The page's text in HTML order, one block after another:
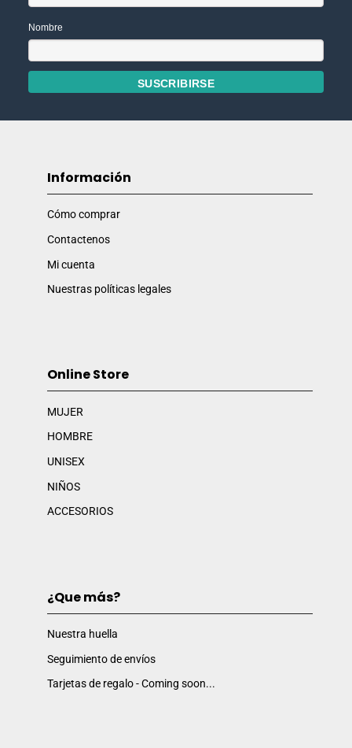
Nombre
Información
Cómo comprar
Contactenos
Mi cuenta
Nuestras políticas legales
Online Store
MUJER
HOMBRE
UNISEX
NIÑOS
ACCESORIOS
¿Que más?
Nuestra huella
Seguimiento de envíos
Tarjetas de regalo - Coming soon...